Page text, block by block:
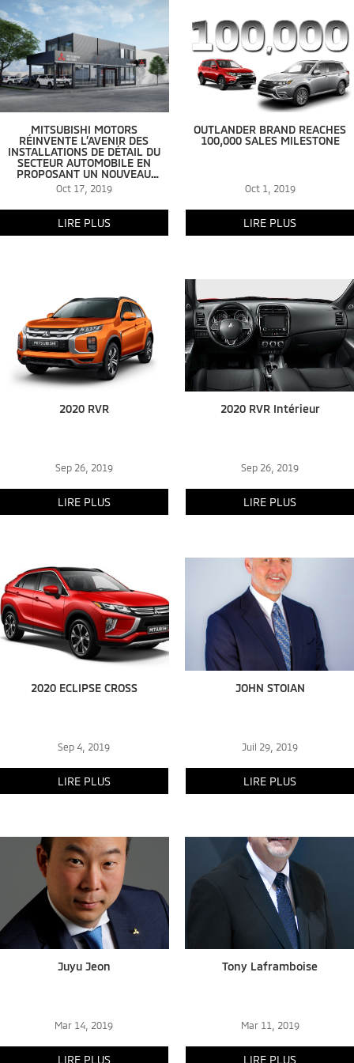
MITSUBISHI MOTORS
RÉINVENTE L’AVENIR DES
INSTALLATIONS DE DÉTAIL DU
SECTEUR AUTOMOBILE EN
PROPOSANT UN NOUVEAU
CONCEPT URBAIN FLEXIBLE
Crédit : Interprétation par R.H.
Carter Architects
Oct 17, 2019
LIRE PLUS
2020 RVR
Sep 26, 2019
LIRE PLUS
2020 ECLIPSE CROSS
Sep 4, 2019
LIRE PLUS
Juyu Jeon
Mar 14, 2019
LIRE PLUS
OUTLANDER BRAND REACHES
100,000 SALES MILESTONE
Oct 1, 2019
LIRE PLUS
2020 RVR Intérieur
Sep 26, 2019
LIRE PLUS
JOHN STOIAN
Juil 29, 2019
LIRE PLUS
Tony Laframboise
Mar 11, 2019
LIRE PLUS